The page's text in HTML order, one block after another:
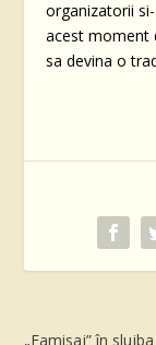
organizatorii
acest moment
sa devina o
„Famisaj” în